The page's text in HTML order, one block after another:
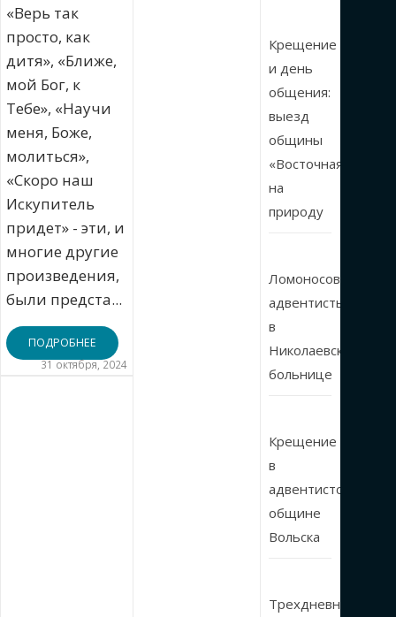
«Верь так
просто, как
дитя», «Ближе,
мой Бог, к
Тебе», «Научи
меня, Боже,
молиться»,
«Скоро наш
Искупитель
придет» - эти, и
многие другие
произведения,
были предста...
ПОДРОБНЕЕ
31 октября, 2024
Крещение
и день
общения:
выезд
общины
«Восточная»
на
природу
Ломоносовские
адвентисты
в
Николаевской
больнице
Крещение
в
адвентистской
общине
Вольска
Трехдневные